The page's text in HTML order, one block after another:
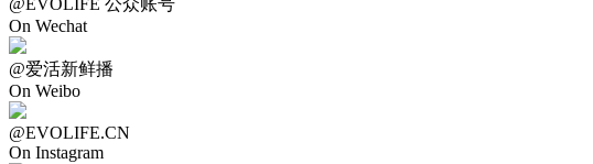
@EVOLIFE 公众账号
On Wechat
@爱活新鲜播
On Weibo
@EVOLIFE.CN
On Instagram